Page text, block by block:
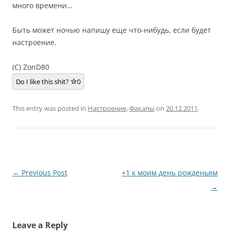
много времени…
Быть может ночью напишу еще что-нибудь, если будет
настроение.
(C) ZonD80
Do I like this shit? 0
This entry was posted in Настроение,Факапы on 20.12.2011.
Post
← Previous Post
+1 к моим день рожденьям
→
Leave a Reply